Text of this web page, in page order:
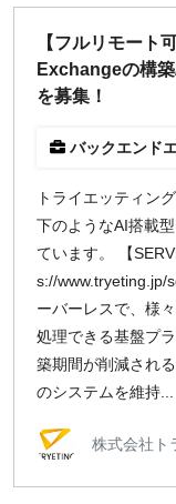
【フルリモート
Exchangeの構
を募集！
バックエンド
トライエッティン
下のようなAI搭載
ています。 【
s://www.tryeting.jp/
ーバーレスで、様
処理できる基盤プ
築期間が削減され
のシステムを維持...
株式会社ト